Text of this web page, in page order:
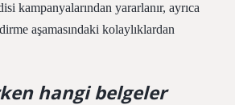
kampanyalarından yararlanır, ayrıca
aşamasındaki kolaylıklardan
hangi belgeler